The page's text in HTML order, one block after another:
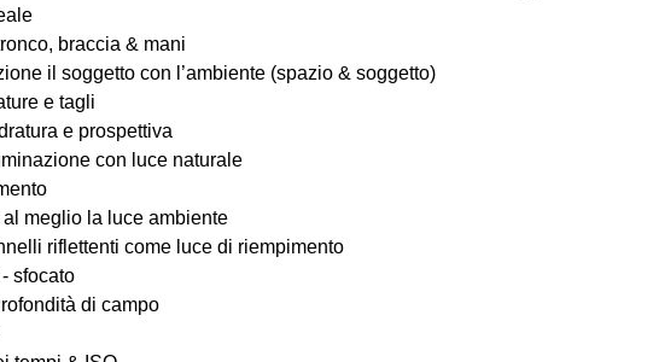
braccia & mani
il soggetto con l’ambiente (spazio & soggetto)
e tagli
e prospettiva
con luce naturale
al meglio la luce ambiente
riflettenti come luce di riempimento
sfocato
di campo